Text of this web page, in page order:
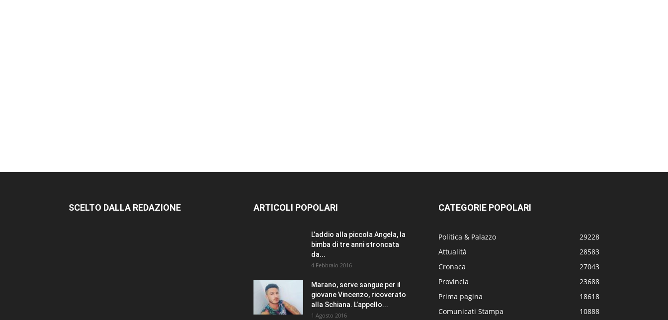
SCELTO DALLA REDAZIONE ARTICOLI POPOLARI
L’addio alla piccola Angela, la
bimba di tre anni stroncata
da...
4 Febbraio 2016
Marano, serve sangue per il
giovane Vincenzo, ricoverato
alla Schiana. L’appello...
1 Agosto 2016
CATEGORIE POPOLARI
Politica & Palazzo
29228
Attualità
28583
Cronaca
27043
Provincia
23688
Prima pagina
18618
Comunicati Stampa
10888